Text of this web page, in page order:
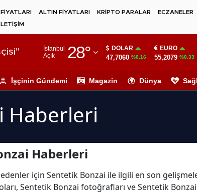
ALTIN FİYATLARI KRİPTO PARALAR ECZANELER
İstanbul
Açık
28°
Adıyaman
Ağrı
Amasya
Antalya
Artvin
DOLAR
47,7060 %0.16
EURO
55,2079 %0.33
İşçinin Gündemi Magazin Dünya
Haberleri
Haberleri
için Sentetik Bonzai ile ilgili en son
Sentetik Bonzai fotoğrafları ve Sentetik